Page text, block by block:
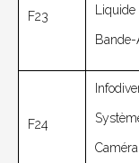
F23
Bande-
F24